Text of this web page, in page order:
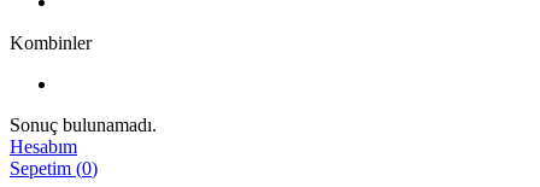
Kombinler
Sonuç bulunamadı.
Hesabım
Sepetim (0)